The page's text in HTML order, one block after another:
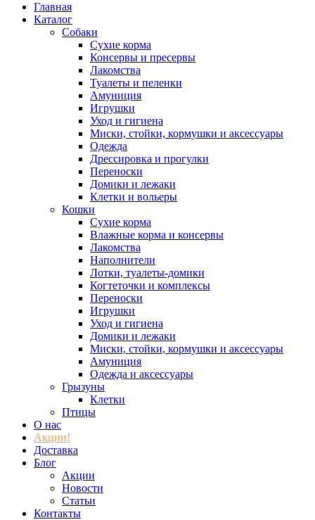
Главная
Каталог
Собаки
Сухие корма
Консервы и пресервы
Лакомства
Туалеты и пеленки
Амуниция
Игрушки
Уход и гигиена
Миски, стойки, кормушки и аксессуары
Одежда
Дрессировка и прогулки
Переноски
Домики и лежаки
Клетки и вольеры
Кошки
Сухие корма
Влажные корма и консервы
Лакомства
Наполнители
Лотки, туалеты-домики
Когтеточки и комплексы
Переноски
Игрушки
Уход и гигиена
Домики и лежаки
Миски, стойки, кормушки и аксессуары
Амуниция
Одежда и аксессуары
Грызуны
Клетки
Птицы
О нас
Акции!
Доставка
Блог
Акции
Новости
Статьи
Контакты